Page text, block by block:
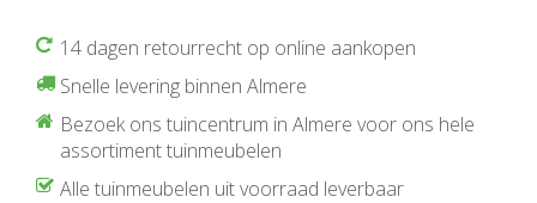
14 dagen retourrecht op online aankopen
Snelle levering binnen Almere
Bezoek ons tuincentrum in Almere voor ons hele
assortiment tuinmeubelen
Alle tuinmeubelen uit voorraad leverbaar